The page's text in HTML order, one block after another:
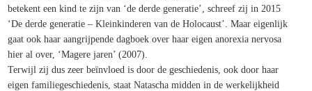
betekent een kind te zijn van ‘de derde generatie’, schreef zij in 2015
‘De derde generatie – Kleinkinderen van de Holocaust’. Maar eigenlijk
gaat ook haar aangrijpende dagboek over haar eigen anorexia nervosa
hier al over, ‘Magere jaren’ (2007).
Terwijl zij dus zeer beïnvloed is door de geschiedenis, ook door haar
eigen familiegeschiedenis, staat Natascha midden in de werkelijkheid